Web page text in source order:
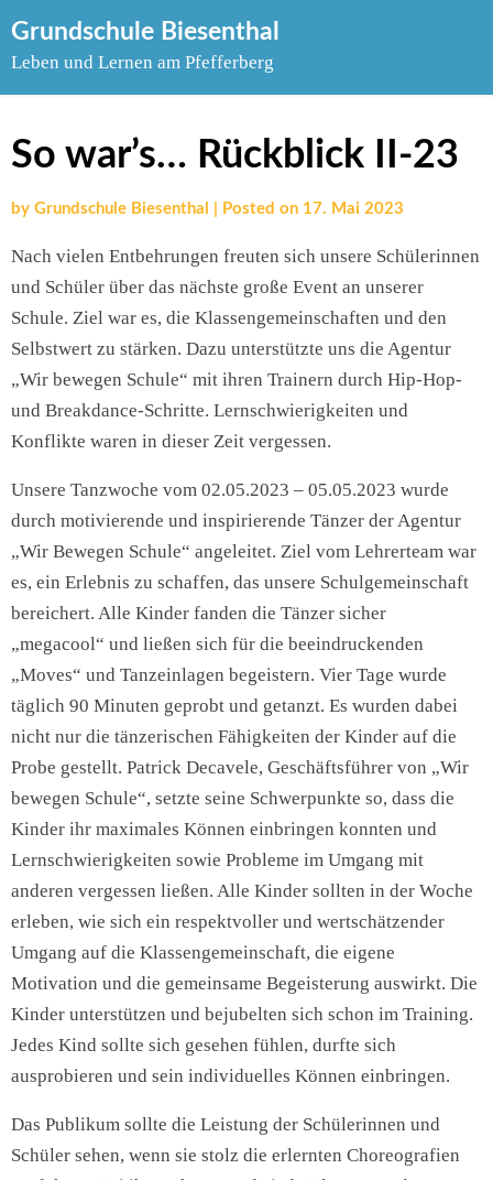
to
Grundschule Biesenthal
Leben und Lernen am Pfefferberg
So war’s… Rückblick II-23
by Grundschule Biesenthal Posted on 17. Mai 2023
Nach vielen Entbehrungen freuten sich unsere Schülerinnen
und Schüler über das nächste große Event an unserer
Schule. Ziel war es, die Klassengemeinschaften und den
Selbstwert zu stärken. Dazu unterstützte uns die Agentur
„Wir bewegen Schule“ mit ihren Trainern durch Hip-Hop-
und Breakdance-Schritte. Lernschwierigkeiten und
Konflikte waren in dieser Zeit vergessen.
Unsere Tanzwoche vom 02.05.2023 – 05.05.2023 wurde
durch motivierende und inspirierende Tänzer der Agentur
„Wir Bewegen Schule“ angeleitet. Ziel vom Lehrerteam war
es, ein Erlebnis zu schaffen, das unsere Schulgemeinschaft
bereichert. Alle Kinder fanden die Tänzer sicher
„megacool“ und ließen sich für die beeindruckenden
„Moves“ und Tanzeinlagen begeistern. Vier Tage wurde
täglich 90 Minuten geprobt und getanzt. Es wurden dabei
nicht nur die tänzerischen Fähigkeiten der Kinder auf die
Probe gestellt. Patrick Decavele, Geschäftsführer von „Wir
bewegen Schule“, setzte seine Schwerpunkte so, dass die
Kinder ihr maximales Können einbringen konnten und
Lernschwierigkeiten sowie Probleme im Umgang mit
anderen vergessen ließen. Alle Kinder sollten in der Woche
erleben, wie sich ein respektvoller und wertschätzender
Umgang auf die Klassengemeinschaft, die eigene
Motivation und die gemeinsame Begeisterung auswirkt. Die
Kinder unterstützen und bejubelten sich schon im Training.
Jedes Kind sollte sich gesehen fühlen, durfte sich
ausprobieren und sein individuelles Können einbringen.
Das Publikum sollte die Leistung der Schülerinnen und
Schüler sehen, wenn sie stolz die erlernten Choreografien